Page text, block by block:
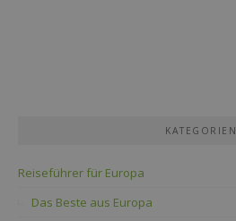
KATEGORIEN
Reiseführer für Europa
Das Beste aus Europa